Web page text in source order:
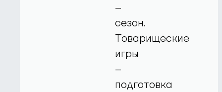
–
сезон.
Товарищеские
игры
–
подготовка